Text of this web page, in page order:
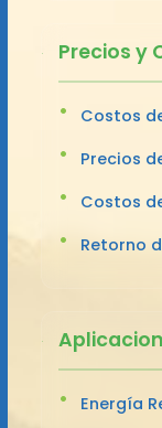
Precios y
Costos
Precios
Costos
Retorno
Energía